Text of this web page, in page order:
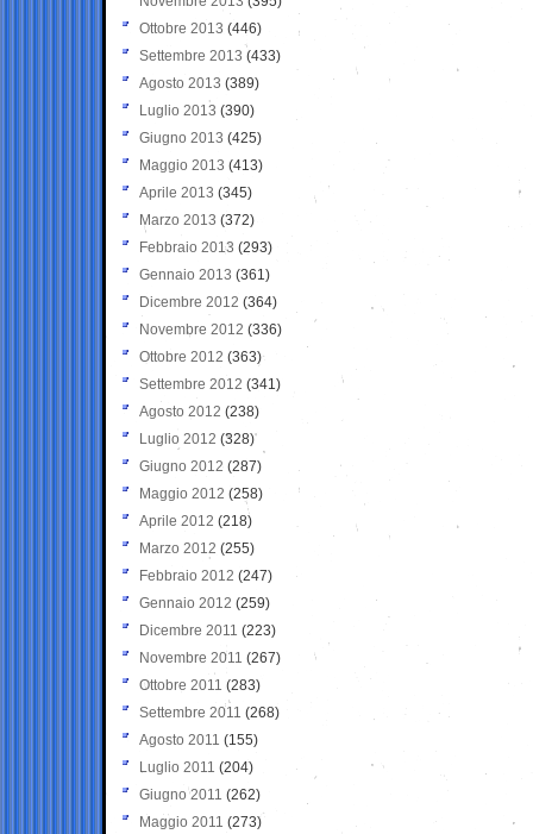
Ottobre 2013 (446)
Settembre 2013 (433)
Agosto 2013 (389)
Luglio 2013 (390)
Giugno 2013 (425)
Maggio 2013 (413)
Aprile 2013 (345)
Marzo 2013 (372)
Febbraio 2013 (293)
Gennaio 2013 (361)
Dicembre 2012 (364)
Novembre 2012 (336)
Ottobre 2012 (363)
Settembre 2012 (341)
Agosto 2012 (238)
Luglio 2012 (328)
Giugno 2012 (287)
Maggio 2012 (258)
Aprile 2012 (218)
Marzo 2012 (255)
Febbraio 2012 (247)
Gennaio 2012 (259)
Dicembre 2011 (223)
Novembre 2011 (267)
Ottobre 2011 (283)
Settembre 2011 (268)
Agosto 2011 (155)
Luglio 2011 (204)
Giugno 2011 (262)
Maggio 2011 (273)